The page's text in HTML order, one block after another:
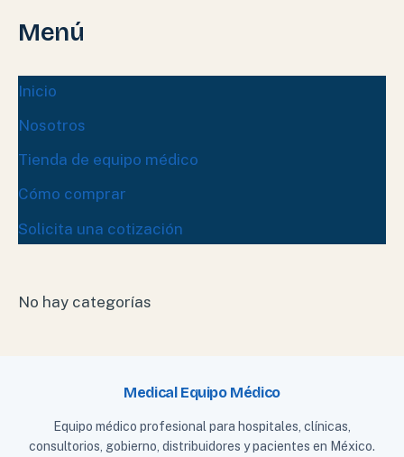
Menú
Inicio
Nosotros
Tienda de equipo médico
Cómo comprar
Solicita una cotización
No hay categorías
Medical Equipo Médico
Equipo médico profesional para hospitales, clínicas,
consultorios, gobierno, distribuidores y pacientes en México.